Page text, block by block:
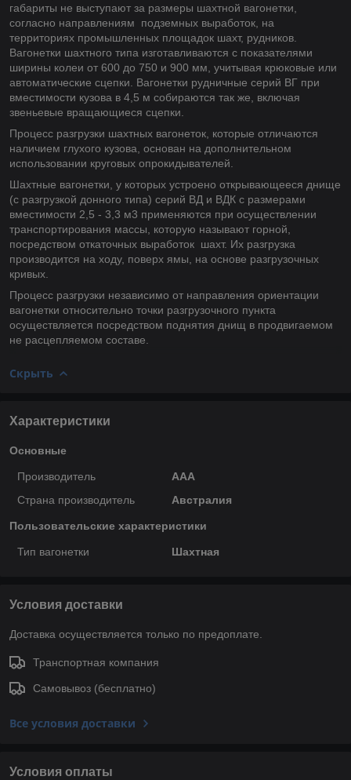
габариты не выступают за размеры шахтной вагонетки,
согласно направлениям подземных выработок, на
территориях промышленных площадок шахт, рудников.
Вагонетки шахтного типа изготавливаются с показателями
ширины колеи от 600 до 750 и 900 мм, учитывая крюковые или
автоматические сцепки. Вагонетки рудничные серий ВГ при
вместимости кузова в 4,5 м собираются так же, включая
звеньевые вращающиеся сцепки.
Процесс разгрузки шахтных вагонеток, которые отличаются
наличием глухого кузова, основан на дополнительном
использовании круговых опрокидывателей.
Шахтные вагонетки, у которых устроено открывающееся днище
(с разгрузкой донного типа) серий ВД и ВДК с размерами
вместимости 2,5 - 3,3 м3 применяются при осуществлении
транспортирования массы, которую называют горной,
посредством откаточных выработок шахт. Их разгрузка
производится на ходу, поверх ямы, на основе разгрузочных
кривых.
Процесс разгрузки независимо от направления ориентации
вагонетки относительно точки разгрузочного пункта
осуществляется посредством поднятия днищ в продвигаемом
не расцепляемом составе.
Скрыть
Характеристики
Основные
Производитель
ААА
Страна производитель
Австралия
Пользовательские характеристики
Тип вагонетки Шахтная
Условия доставки
Доставка осуществляется только по предоплате.
Транспортная компания
Самовывоз (бесплатно)
Все условия доставки
Условия оплаты